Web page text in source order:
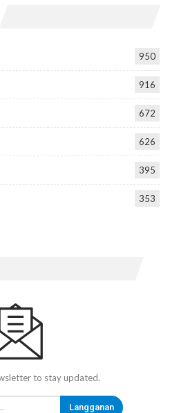
950
916
672
626
395
353
to stay updated.
Langganan